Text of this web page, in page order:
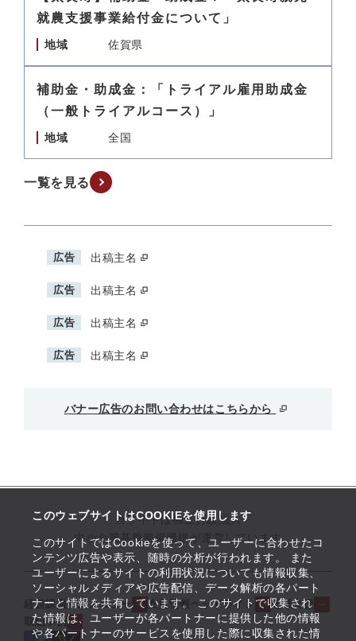
このウェブサイトはCOOKIEを使用します
このサイトではCookieを使って、ユーザーに合わせたコ
ンテンツ広告や表示、随時の分析が行われます。 また
ユーザーによるサイトの利用状況についても情報収集、
ソーシャルメディアや広告配信、データ解析の各パート
ナーと情報を共有しています。 このサイトで収集され
た情報は、ユーザーが各パートナーに提供した他の情報
や各パートナーのサービスを使用した際に収集された情
就農支援事業給付金について」
地域 佐賀県
補助金・助成金：「トライアル雇用助成金
（一般トライアルコース）」
地域 全国
一覧を見る
広告 出稿主名
広告 出稿主名
広告 出稿主名
広告 出稿主名
バナー広告のお問い合わせはこちらから
当サイトは独立行政法人
中小企業基盤整備機構が運営しています
経営課題解決メニュー 支援情報ヘッドライン
起業支援
取組事例